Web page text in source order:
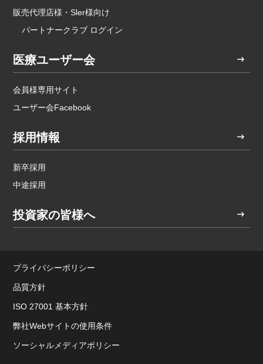
販売代理店様・Sler様向け
パートナークラブ ログイン
医療ユーザー会
会員様専用サイト
ユーザー会Facebook
採用情報
新卒採用
中途採用
投資家の皆様へ
プライバシーポリシー
品質方針
ISO 27001 基本方針
弊社Webサイトの使用条件
ソーシャルメディアポリシー